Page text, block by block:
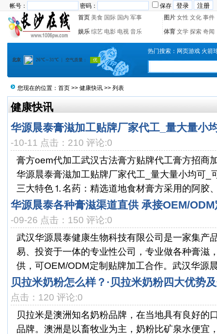
帐号： 密码：
保存
首页 美食 国际 国内 军事 图片 女性 文化 事件
娱乐 综艺 电影 电视 音乐 体育 文学 探索 奇闻
热门搜索： 网页游戏 火箭
您现在的位置： 首页 >> 健康快讯 >> 列表
健康快讯
华源晨泰膏滋加工贴牌厂家代工_量大量小
-10-11 点击：210 评论:0
膏方oem代加工武汉古法膏方贴牌代工膏方招商
华源晨泰膏滋加工贴牌厂家代工_量大量小均可_
三大特色⒈名药：精选道地食材膏方采用的阿胶
华源晨泰各种膏滋渠道直供 承接OEM/
-09-26 点击：150 评论:0
武汉华源晨泰健康生物科技有限公司是一家集产
易、投资于一体的专业性公司，专业做各种膏滋
供，可OEM/ODM定制贴牌加工合作。武汉华源
贝拉米奶粉怎么样？·贝拉米奶粉四大优势
点击：120 评论:0
贝拉米是澳洲知名奶粉品牌，在当地具有良好的
品牌。澳洲是以畜牧业为主，奶粉比矿泉水便宜